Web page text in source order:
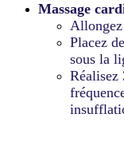
Massage
Allongez
Placez
sous la
Réalisez